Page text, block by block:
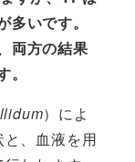
いです。
両方の結果
）によ
、血液を用